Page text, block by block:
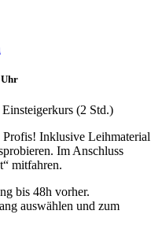
Uhr
(2 Std.)
Inklusive Leihmaterial
Im Anschluss
mitfahren.
bis 48h vorher.
auswählen und zum